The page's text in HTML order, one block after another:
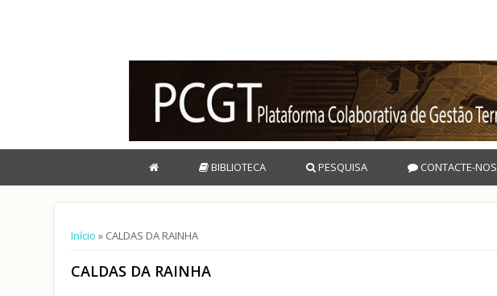
BIBLIOTECA PESQUISA CONTACTE-NOS
Está aqui
Início » CALDAS DA RAINHA
CALDAS DA RAINHA